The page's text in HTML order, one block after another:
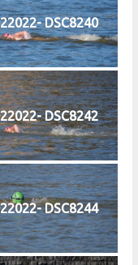
DSC8240
DSC8242
DSC8244